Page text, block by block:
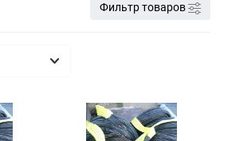
Фильтр товаров